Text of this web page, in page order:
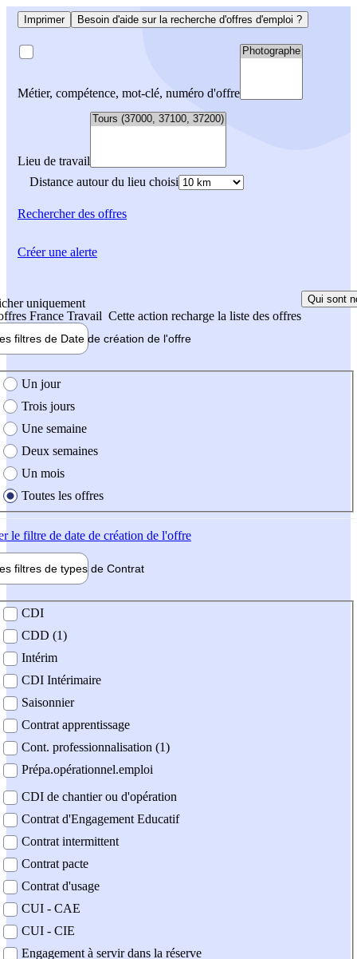
Imprimer Besoin d'aide sur la recherche d'offres d'emploi ?
Métier, compétence, mot-clé, numéro d'offre
Lieu de travail
Distance autour du lieu choisi
Rechercherdes offres
uniquement
France Travail Cette action recharge la liste des offres
Qui sont
filtres de Date de création de l'offre
création de l'offre
Un jour
Trois jours
Une semaine
Deux semaines
Un mois
Toutes les offres
le filtre de date de création de l'offre
filtres de types de Contrat
contrat
CDI
CDD (1)
Intérim
CDI Intérimaire
Saisonnier
Contrat apprentissage
Cont. professionnalisation (1)
Prépa.opérationnel.emploi
CDI de chantier ou d'opération
Contrat d'Engagement Educatif
Contrat intermittent
Contrat pacte
Contrat d'usage
CUI - CAE
CUI - CIE
Engagement à servir dans la réserve
Créer une alerte